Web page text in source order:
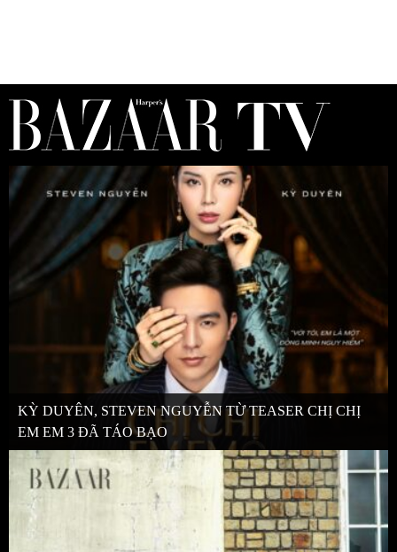
KỲ DUYÊN, STEVEN NGUYỄN TỪ TEASER CHỊ CHỊ
EM EM 3 ĐÃ TÁO BẠO